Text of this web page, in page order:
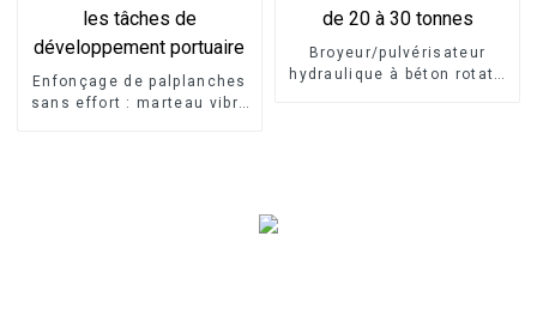
Enfonçage de palplanches
sans effort : marteau vibro
Broyeur/pulvérisateur
hydraulique à béton rotatif